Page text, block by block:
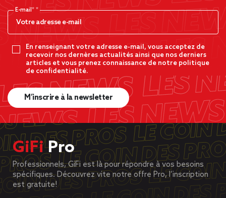
E-mail*
En renseignant votre adresse e-mail, vous acceptez de
recevoir nos dernères actualités ainsi que nos derniers
articles et vous prenez connaissance de notre politique
de confidentialité.
M’inscrire à la newsletter
GiFiPro
Professionnels, GiFi est là pour répondre à vos besoins
spécifiques. Découvrez vite notre offre Pro, l’inscription
est gratuite!